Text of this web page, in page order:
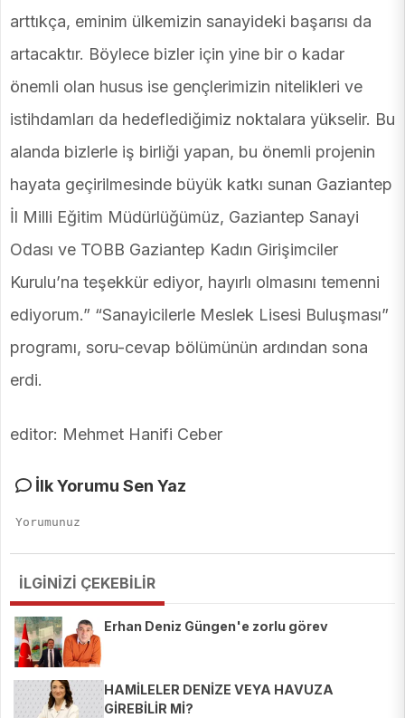
arttıkça, eminim ülkemizin sanayideki başarısı da
artacaktır. Böylece bizler için yine bir o kadar
önemli olan husus ise gençlerimizin nitelikleri ve
istihdamları da hedeflediğimiz noktalara yükselir. Bu
alanda bizlerle iş birliği yapan, bu önemli projenin
hayata geçirilmesinde büyük katkı sunan Gaziantep
İl Milli Eğitim Müdürlüğümüz, Gaziantep Sanayi
Odası ve TOBB Gaziantep Kadın Girişimciler
Kurulu’na teşekkür ediyor, hayırlı olmasını temenni
ediyorum.” “Sanayicilerle Meslek Lisesi Buluşması”
programı, soru-cevap bölümünün ardından sona
erdi.
editor: Mehmet Hanifi Ceber
İlk Yorumu Sen Yaz
İLGİNİZİ ÇEKEBİLİR
Erhan Deniz Güngen'e zorlu görev
HAMİLELER DENİZE VEYA HAVUZA
GİREBİLİR Mİ?